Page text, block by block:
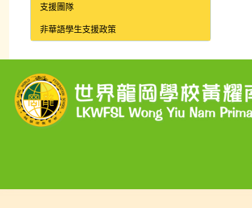
支援團隊
非華語學生支援政策